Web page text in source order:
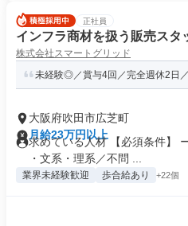
正社員
インフラ商材を扱う販売スタ
株式会社スマートグリッド
未経験◎／賞与4回／完全週休2日
大阪府吹田市広芝町
月給23万円以上
求めている人材 【必須条件】
・文系・理系／不問 ...
業界未経験歓迎 歩合給あり +22個